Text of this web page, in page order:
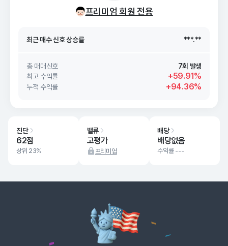
프리미엄 회원 전용
총 매매신호
7회 발생
최고 수익률
+59.91%
누적 수익률 +94.36%
진단
62점
상위 23%
밸류
고평가
프리미엄
배당
배당없음
수익률 ---